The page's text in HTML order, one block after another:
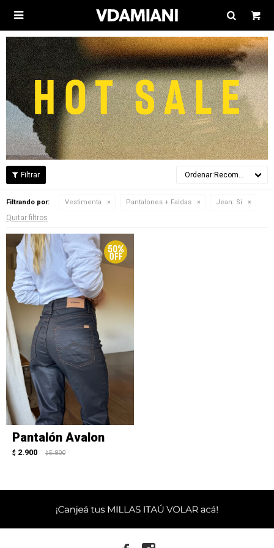

Recomendados
Filtrando por: Vestimenta Pantalones + Faldas Jean: Si
Quitar filtros
Pantalón Avalon
$ 2.900 $ 5.800